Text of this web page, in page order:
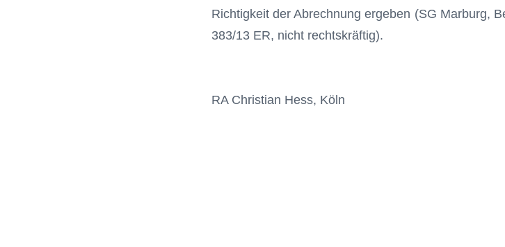
Richtigkeit der Abrechnung ergeben (SG Marburg,
383/13 ER, nicht rechtskräftig).
RA Christian Hess, Köln